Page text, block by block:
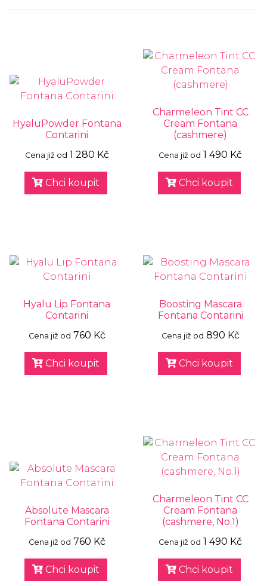
HyaluPowder Fontana
Contarini
Cena již od 1 280 Kč
Chci koupit
Charmeleon Tint CC
Cream Fontana
(cashmere)
Cena již od 1 490 Kč
Chci koupit
Hyalu Lip Fontana
Contarini
Cena již od 760 Kč
Chci koupit
Boosting Mascara
Fontana Contarini
Cena již od 890 Kč
Chci koupit
Absolute Mascara
Fontana Contarini
Cena již od 760 Kč
Chci koupit
Charmeleon Tint CC
Cream Fontana
(cashmere, No.1)
Cena již od 1 490 Kč
Chci koupit